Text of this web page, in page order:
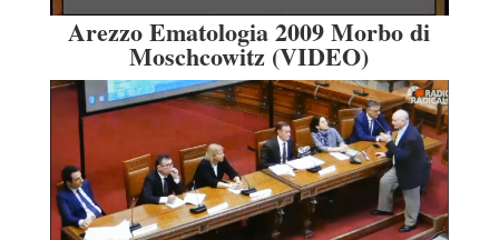
Arezzo Ematologia 2009 Morbo di
Moschcowitz (VIDEO)